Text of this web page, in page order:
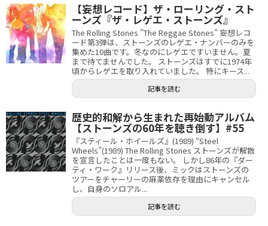
【妄想レコード】ザ・ローリング・スト
ーンズ『ザ・レゲエ・ストーンズ』
The Rolling Stones "The Reggae Stones" 妄想レコ
ード第3弾は、ストーンズのレゲエ・ナンバーのみを
集めた10曲です。冬なのにレゲエですいません。夏
まで待てませんでした。 ストーンズはすでに1974年
頃からレゲエを取り入れていました。 特にキース...
記事を読む
歴史的和解から生まれた再始動アルバム
【ストーンズの60年を聴き倒す】#55
『スティール・ホイールズ』(1989) “Steel
Wheels”(1989) The Rolling Stones ストーンズが解散
を宣言したことは一度もない。 しかし86年の『ダー
ティ・ワーク』リリース後、ミックはストーンズの
ツアーをチャーリーの麻薬依存を理由にキャンセル
し、自身のソロアル...
記事を読む